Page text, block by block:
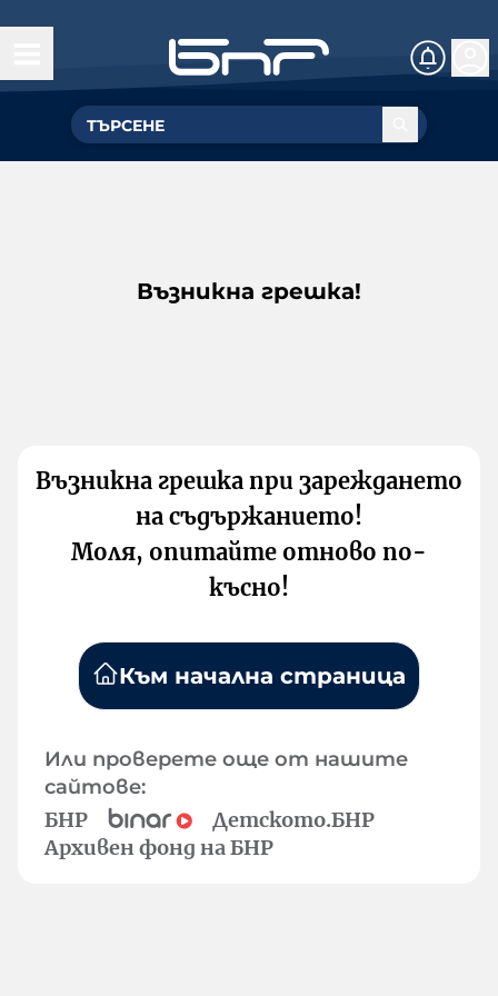
Възникна грешка!
Възникна грешка при зареждането
на съдържанието!
Моля, опитайте отново по-
късно!
Към начална страница
Или проверете още от нашите
сайтове:
БНР
Детското.БНР
Архивен фонд на БНР